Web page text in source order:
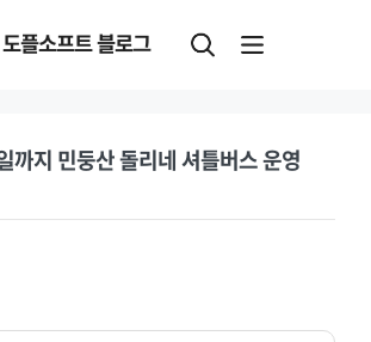
도플소프트 블로그
까지 민둥산 돌리네 셔틀버스 운영